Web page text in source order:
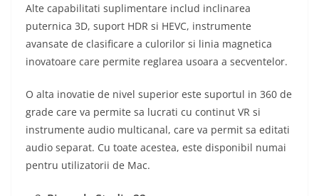
Alte capabilitati suplimentare includ inclinarea
puternica 3D, suport HDR si HEVC, instrumente
avansate de clasificare a culorilor si linia magnetica
inovatoare care permite reglarea usoara a secventelor.
O alta inovatie de nivel superior este suportul in 360 de
grade care va permite sa lucrati cu continut VR si
instrumente audio multicanal, care va permit sa editati
audio separat. Cu toate acestea, este disponibil numai
pentru utilizatorii de Mac.